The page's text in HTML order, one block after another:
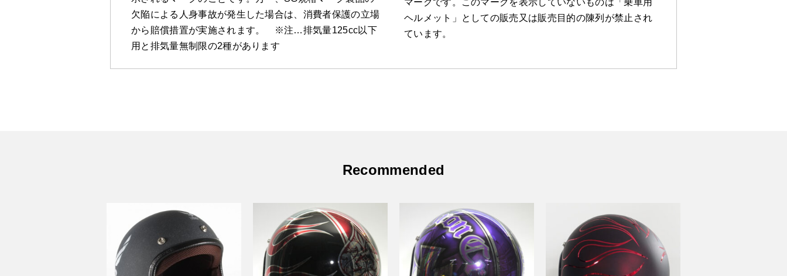
欠陥による人身事故が発生した場合は、消費者保護の立場
から賠償措置が実施されます。 ※注…排気量125cc以下
用と排気量無制限の2種があります
マークです。このマークを表示していないものは「乗車用
ヘルメット」としての販売又は販売目的の陳列が禁止され
ています。
Recommended